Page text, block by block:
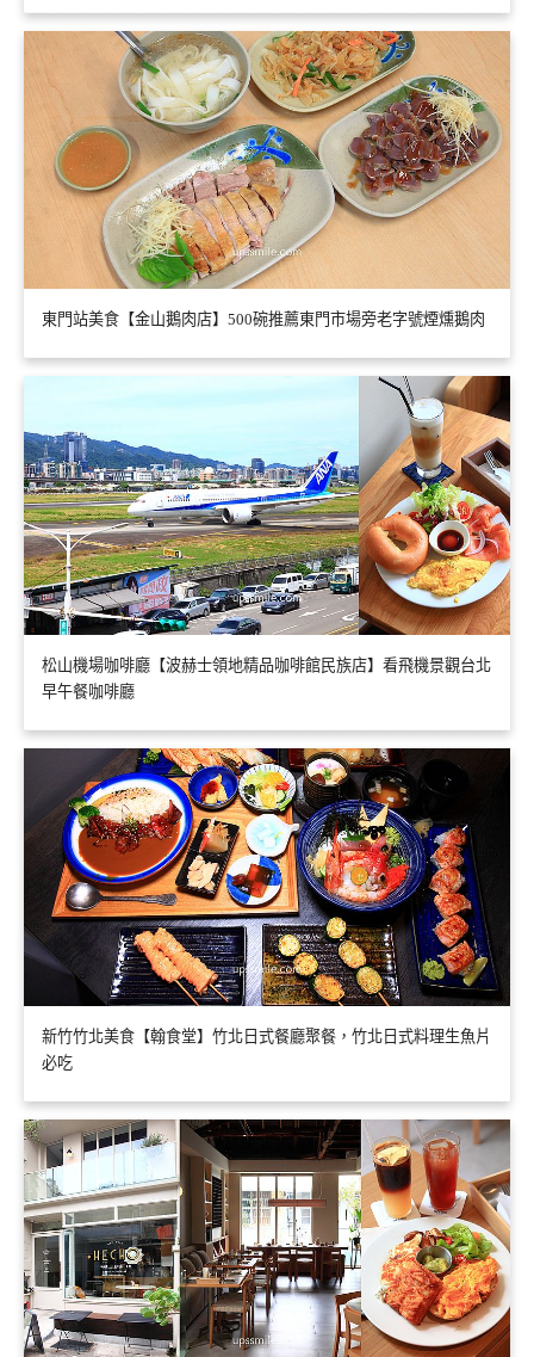
東門站美食【金山鵝肉店】500碗推薦東門市場旁老字號煙燻鵝肉
松山機場咖啡廳【波赫士領地精品咖啡館民族店】看飛機景觀台北
早午餐咖啡廳
新竹竹北美食【翰食堂】竹北日式餐廳聚餐，竹北日式料理生魚片
必吃